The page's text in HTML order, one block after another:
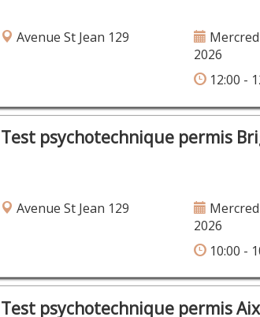
Avenue St Jean 129
2026
12:00 -
Test psychotechnique permis
Avenue St Jean 129
2026
10:00 -
Test psychotechnique permis